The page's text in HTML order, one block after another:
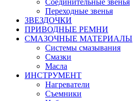
Соединительные звенья
Переходные звенья
ЗВЕЗДОЧКИ
ПРИВОДНЫЕ РЕМНИ
СМАЗОЧНЫЕ МАТЕРИАЛЫ
Системы смазывания
Смазки
Масла
ИНСТРУМЕНТ
Нагреватели
Съемники